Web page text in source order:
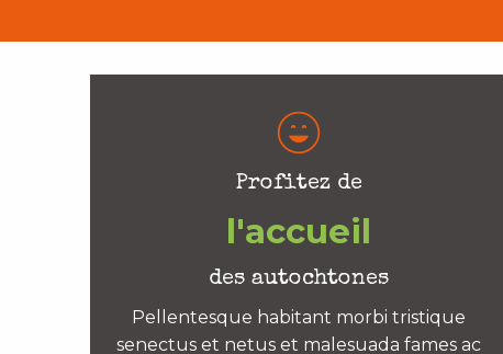
Profitez de
l'accueil
des autochtones
Pellentesque habitant morbi tristique
senectus et netus et malesuada fames ac